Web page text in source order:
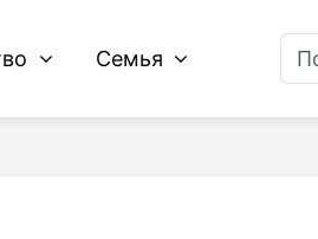
Семья